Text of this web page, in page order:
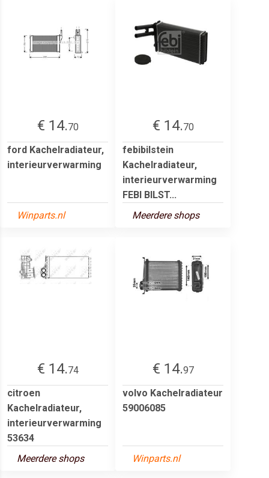
€ 14.70
ford Kachelradiateur,
interieurverwarming
Winparts.nl
€ 14.70
febibilstein
Kachelradiateur,
interieurverwarming
FEBI BILST...
Meerdere shops
€ 14.74
citroen
Kachelradiateur,
interieurverwarming
53634
Meerdere shops
€ 14.97
volvo Kachelradiateur
59006085
Winparts.nl